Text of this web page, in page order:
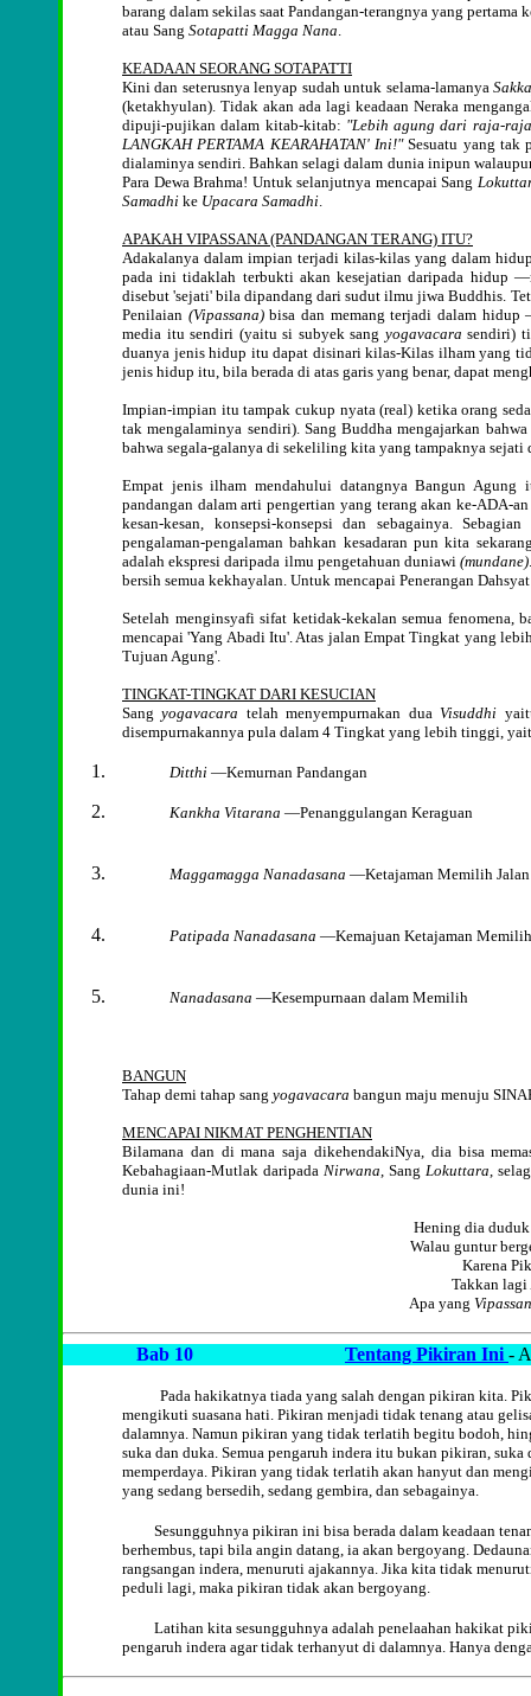
barang dalam sekilas saat Pandangan-terangnya yang pertama
atau Sang Sotapatti Magga Nana.
KEADAAN SEORANG SOTAPATTI
Kini dan seterusnya lenyap sudah untuk selama-lamanya
(ketakhyulan). Tidak akan ada lagi keadaan Neraka
dipuji-pujikan dalam kitab-kitab: "Lebih agung dari raja-
LANGKAH PERTAMA KEARAHATAN' Ini!"Sesuatu yang tak
dialaminya sendiri. Bahkan selagi dalam dunia inipun
Para Dewa Brahma! Untuk selanjutnya mencapai Sang
Samadhi ke Upacara Samadhi.
APAKAH VIPASSANA (PANDANGAN TERANG) ITU?
Adakalanya dalam impian terjadi kilas-kilas yang dalam
pada ini tidaklah terbukti akan kesejatian daripada hidup
disebut 'sejati' bila dipandang dari sudut ilmu jiwa Buddhis.
Penilaian (Vipassana)bisa dan memang terjadi dalam hidup
media itu sendiri (yaitu si subyek sang yogavacara sendiri)
duanya jenis hidup itu dapat disinari kilas-Kilas ilham yang
jenis hidup itu, bila berada di atas garis yang benar, dapat
Impian-impian itu tampak cukup nyata (real) ketika orang
tak mengalaminya sendiri). Sang Buddha mengajarkan
bahwa segala-galanya di sekeliling kita yang tampaknya
Empat jenis ilham mendahului datangnya Bangun
pandangan dalam arti pengertian yang terang akan ke-ADA-
kesan-kesan, konsepsi-konsepsi dan sebagainya.
pengalaman-pengalaman bahkan kesadaran pun kita
adalah ekspresi daripada ilmu pengetahuan duniawi(mundane)
bersih semua kekhayalan. Untuk mencapai Penerangan
Setelah menginsyafi sifat ketidak-kekalan semua
mencapai 'Yang Abadi Itu'. Atas jalan Empat Tingkat yang
Tujuan Agung'.
TINGKAT-TINGKAT DARI KESUCIAN
Sangyogavacara telah menyempurnakan duaVisuddhi
disempurnakannya pula dalam 4 Tingkat yang lebih tinggi,
Ditthi —Kemurnan Pandangan
Kankha Vitarana —Penanggulangan Keraguan
Maggamagga Nanadasana —Ketajaman Memilih Jalan
Patipada Nanadasana —Kemajuan Ketajaman
Nanadasana —Kesempurnaan dalam Memilih
BANGUN
Tahap demi tahap sang yogavacara bangun maju menuju
MENCAPAI NIKMAT PENGHENTIAN
Bilamana dan di mana saja dikehendakiNya, dia bisa
Kebahagiaan-Mutlak daripadaNirwana, SangLokuttara,
dunia ini!
Hening dia
Walau guntur
Karena
Takkan lagi
Apa yang
Bab 10 Tentang Pikiran Ini -
Pada hakikatnya tiada yang salah dengan pikiran kita.
mengikuti suasana hati. Pikiran menjadi tidak tenang atau
dalamnya. Namun pikiran yang tidak terlatih begitu bodoh,
suka dan duka. Semua pengaruh indera itu bukan pikiran,
memperdaya. Pikiran yang tidak terlatih akan hanyut dan
yang sedang bersedih, sedang gembira, dan sebagainya.
Sesungguhnya pikiran ini bisa berada dalam keadaan
berhembus, tapi bila angin datang, ia akan bergoyang.
rangsangan indera, menuruti ajakannya. Jika kita tidak
peduli lagi, maka pikiran tidak akan bergoyang.
Latihan kita sesungguhnya adalah penelaahan hakikat
pengaruh indera agar tidak terhanyut di dalamnya. Hanya